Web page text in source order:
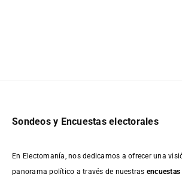
Sondeos y Encuestas electorales
En Electomanía, nos dedicamos a ofrecer una
panorama político a través de nuestras